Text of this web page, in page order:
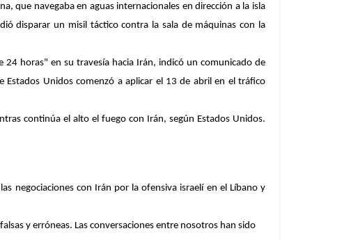
que navegaba en aguas internacionales en dirección a la isla
disparar un misil táctico contra la sala de máquinas con la
24 horas" en su travesía hacia Irán, indicó un comunicado de
Unidos comenzó a aplicar el 13 de abril en el tráfico
continúa el alto el fuego con Irán, según Estados Unidos.
negociaciones con Irán por la ofensiva israelí en el Líbano y
y erróneas. Las conversaciones entre nosotros han sido